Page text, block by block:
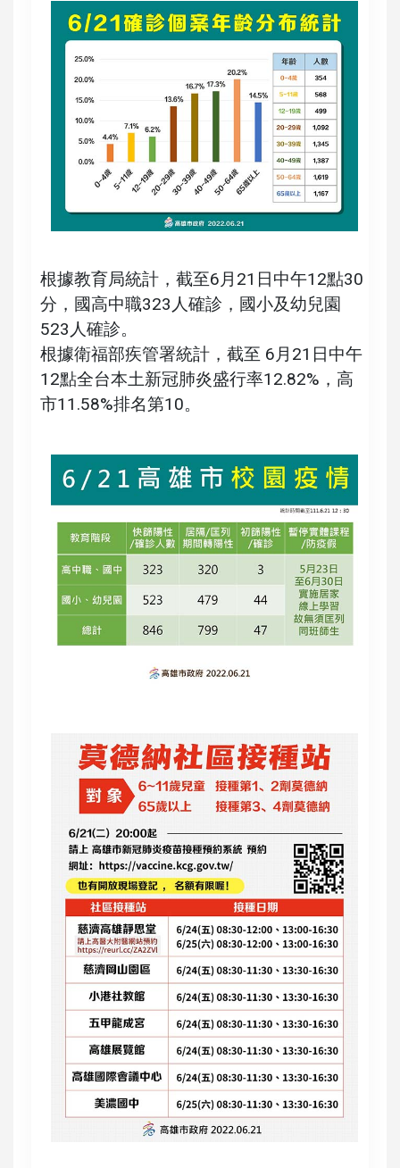
根據教育局統計，截至6月21日中午12點30
分，國高中職323人確診，國小及幼兒園
523人確診。
根據衛福部疾管署統計，截至 6月21日中午
12點全台本土新冠肺炎盛行率12.82%，高
市11.58%排名第10。